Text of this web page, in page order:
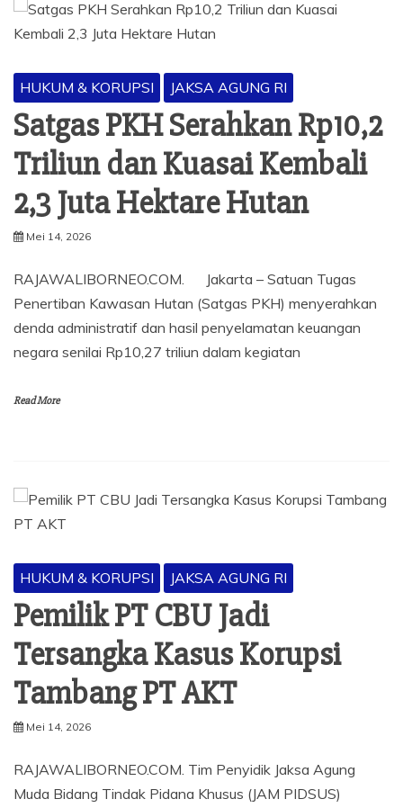
HUKUM & KORUPSI JAKSA AGUNG RI
Satgas PKH Serahkan Rp10,2
Triliun dan Kuasai Kembali
2,3 Juta Hektare Hutan
Mei 14, 2026
RAJAWALIBORNEO.COM. Jakarta – Satuan Tugas
Penertiban Kawasan Hutan (Satgas PKH) menyerahkan
denda administratif dan hasil penyelamatan keuangan
negara senilai Rp10,27 triliun dalam kegiatan
Read More
HUKUM & KORUPSI JAKSA AGUNG RI
Pemilik PT CBU Jadi
Tersangka Kasus Korupsi
Tambang PT AKT
Mei 14, 2026
RAJAWALIBORNEO.COM. Tim Penyidik Jaksa Agung
Muda Bidang Tindak Pidana Khusus (JAM PIDSUS)